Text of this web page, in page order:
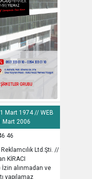
1 Mart 1974 // WEB
Mart 2006
46
Ltd.Şti. //
KİRACI
İzin alınmadan ve
yapılamaz